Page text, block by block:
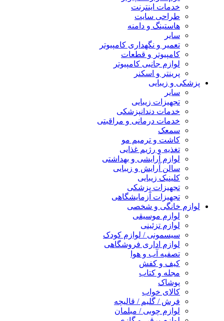
خدمات اینترنت
طراحی سایت
هاستینگ و دامنه
سایر
تعمیر و نگهداری کامپیوتر
کامپیوتر و قطعات
لوازم جانبی کامپیوتر
پرینتر و اسکنر
پزشکی و زیبایی
سایر
تجهیزات زیبایی
خدمات دندانپزشکی
خدمات درمانی و مراقبتی
سمعک
کاشت و ترمیم مو
تغذیه و رژیم غذایی
لوازم آرایشی و بهداشتی
سالن آرایش و زیبایی
کلینیک زیبایی
تجهیزات پزشکی
تجهیزات آزمایشگاهی
لوازم خانگی و شخصی
لوازم موسیقی
لوازم تزئینی
سیسمونی / لوازم کودک
لوازم اداری فروشگاهی
تصفیه آب و هوا
کیف و کفش
مجله و کتاب
پوشاک
کالای خواب
فرش / گلیم / قالیچه
لوازم چوبی / مبلمان